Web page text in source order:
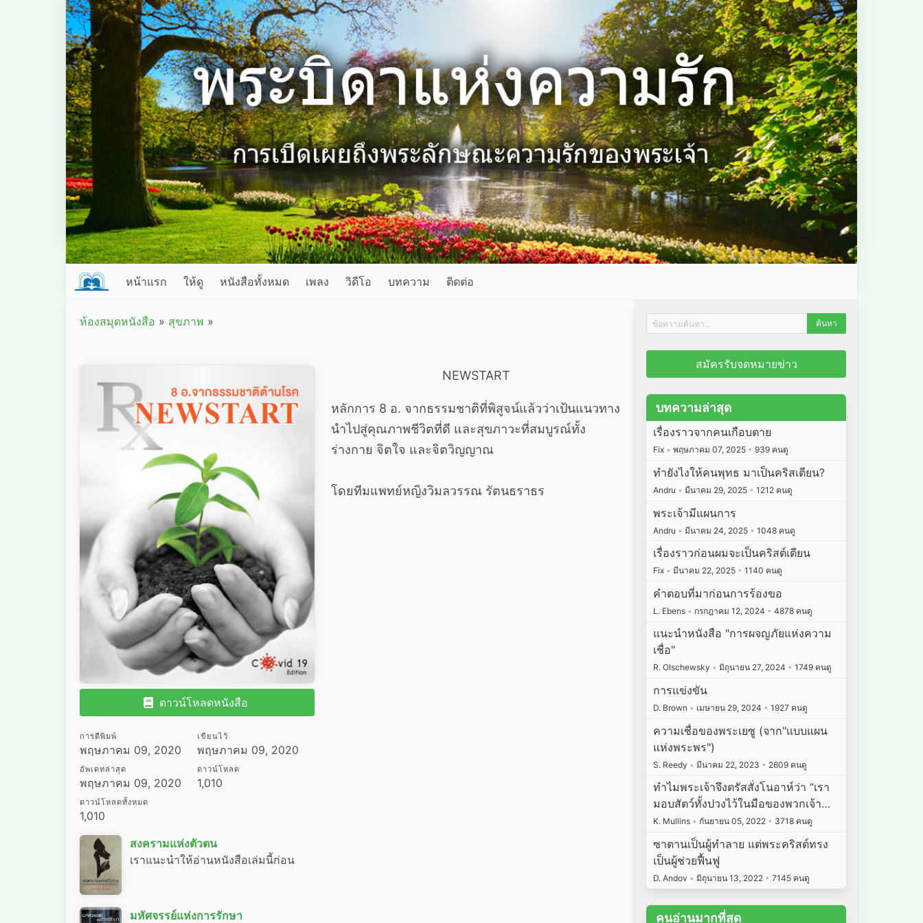
หน้าแรก ให้ดู หนังสือทั้งหมด เพลง วิดีโอ บทความ ติดต่อ
ห้องสมุดหนังสือ » สุขภาพ »
ดาวน์โหลดหนังสือ
การตีพิมพ์
พฤษภาคม 09, 2020
เขียนไว้
พฤษภาคม 09, 2020
อัพเดทล่าสุด
พฤษภาคม 09, 2020
ดาวน์โหลด
1,010
ดาวน์โหลดทั้งหมด
1,010
สงครามแห่งตัวตน
เราแนะนำให้อ่านหนังสือเล่มนี้ก่อน
มหัศจรรย์แห่งการรักษา
NEWSTART
หลักการ 8 อ. จากธรรมชาติที่พิสูจน์แล้วว่าเป้นแนวทาง
นำไปสู่คุณภาพชีวิตที่ดี และสุขภาวะที่สมบูรณ์ทั้ง
ร่างกาย จิตใจ และจิตวิญญาณ
โดยทีมแพทย์หญิงวิมลวรรณ รัตนธราธร
สมัครรับจดหมายข่าว
บทความล่าสุด
เรื่องราวจากคนเกือบตาย
Fix • พฤษภาคม 07, 2025 • 939 คนดู
ทำยังไงให้คนพุทธ มาเป็นคริสเตียน?
Andru • มีนาคม 29, 2025 • 1212 คนดู
พระเจ้ามีแผนการ
Andru • มีนาคม 24, 2025 • 1048 คนดู
เรื่องราวก่อนผมจะเป็นคริสต์เตียน
Fix • มีนาคม 22, 2025 • 1140 คนดู
คำตอบที่มาก่อนการร้องขอ
L. Ebens • กรกฎาคม 12, 2024 • 4878 คนดู
แนะนำหนังสือ "การผจญภัยแห่งความ
เชื่อ"
R. Olschewsky • มิถุนายน 27, 2024 • 1749 คนดู
การแข่งขัน
D. Brown • เมษายน 29, 2024 • 1927 คนดู
ความเชื่อของพระเยซู (จาก"แบบแผน
แห่งพระพร")
S. Reedy • มีนาคม 22, 2023 • 2609 คนดู
ทำไมพระเจ้าจึงตรัสสั่งโนอาห์ว่า “เรา
มอบสัตว์ทั้งปวงไว้ในมือของพวกเจ้า…
K. Mullins • กันยายน 05, 2022 • 3718 คนดู
ซาตานเป็นผู้ทำลาย แต่พระคริสต์ทรง
เป็นผู้ช่วยฟื้นฟู
D. Andov • มิถุนายน 13, 2022 • 7145 คนดู
คนอ่านมากที่สุด